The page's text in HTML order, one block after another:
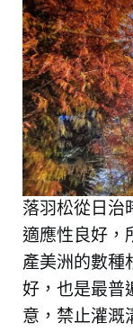
落羽松從日治
適應性良好，
產美洲的數種
好，也是最普
意，禁止灌溉